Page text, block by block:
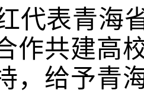
代表青海
作共建高
，给予青